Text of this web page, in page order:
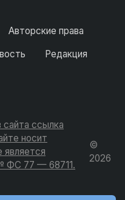
Авторские права
Редакция
сайта ссылка
носит
является
ФС 77 — 68711.
©
2026